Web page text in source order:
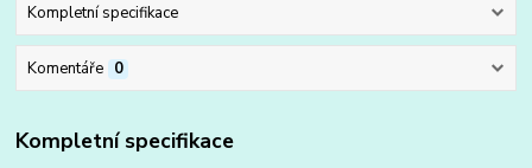
Kompletní specifikace
Komentáře 0
Kompletní specifikace